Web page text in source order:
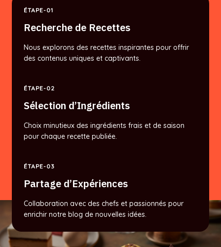
ÉTAPE-01
Recherche de Recettes
Nous explorons des recettes inspirantes pour offrir
des contenus uniques et captivants.
ÉTAPE-02
Sélection d’Ingrédients
Choix minutieux des ingrédients frais et de saison
pour chaque recette publiée.
ÉTAPE-03
Partage d’Expériences
Collaboration avec des chefs et passionnés pour
enrichir notre blog de nouvelles idées.